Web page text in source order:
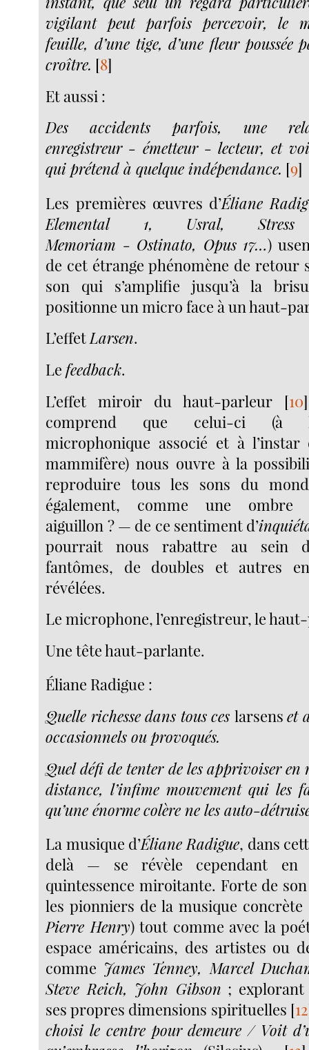
vigilant peut parfois percevoir, le
feuille, d’une tige, d’une fleur
croître. [8]
Et aussi :
Des accidents parfois, une
enregistreur - émetteur - lecteur, et
qui prétend à quelque indépendance. [9]
Les premières œuvres d’Éliane
Elemental 1, Usral,
Memoriam - Ostinato, Opus 17…)
de cet étrange phénomène de
son qui s’amplifie jusqu’à la
positionne un micro face à un haut-
L’effetLarsen.
Lefeedback.
L’effet miroir du haut-parleur[10]
comprend que celui-ci (à
microphonique associé et à
mammifère) nous ouvre à la
reproduire tous les sons du
également, comme une
aiguillon ? — de ce sentiment d’
pourrait nous rabattre au sein
fantômes, de doubles et autres
révélées.
Le microphone, l’enregistreur, le
Une tête haut-parlante.
Éliane Radigue :
Quelle richesse dans tous ces larsenset
occasionnels ou provoqués.
Quel défi de tenter de les apprivoiser en
distance, l’infime mouvement qui les
qu’une énormecolère ne les auto-
La musique d’Éliane Radigue, dans
delà — se révèle cependant en
quintessence miroitante. Forte de
les pionniers de la musique concrète
Pierre Henry) tout comme avec la
espace américains, des artistes ou
comme James Tenney, Marcel
Steve Reich, John Gibson ;
ses propres dimensions spirituelles [12
choisi le centre pour demeure / Voit